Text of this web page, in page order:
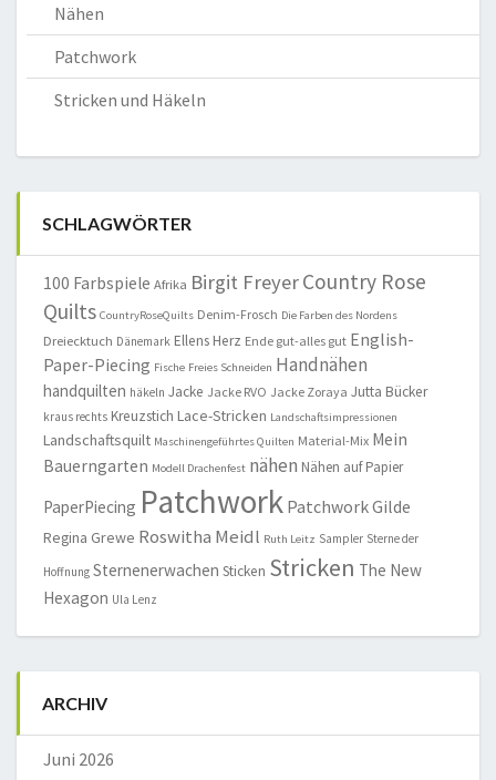
Nähen
Patchwork
Stricken und Häkeln
SCHLAGWÖRTER
100 Farbspiele Afrika Birgit FreyerCountry Rose
Quilts CountryRoseQuilts Denim-Frosch Die Farben des Nordens
Dreiecktuch Dänemark Ellens Herz Ende gut-alles gut English-
Paper-Piecing Fische Freies Schneiden Handnähen
handquilten häkeln Jacke Jacke RVO Jacke Zoraya Jutta Bücker
kraus rechts Kreuzstich Lace-Stricken Landschaftsimpressionen
Landschaftsquilt Maschinengeführtes Quilten Material-Mix Mein
Bauerngarten Modell Drachenfest nähen Nähen auf Papier
PaperPiecing Patchwork Patchwork Gilde
Regina Grewe Roswitha Meidl Ruth Leitz Sampler Sterne der
Hoffnung Sternenerwachen Sticken Stricken The New
Hexagon Ula Lenz
ARCHIV
Juni 2026